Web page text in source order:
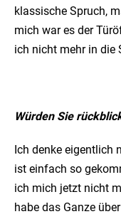
klassische Spruch,
mich war es der
ich nicht mehr in die
Würden Sie
Ich denke eigentlich
ist einfach so
ich mich jetzt nicht
habe das Ganze